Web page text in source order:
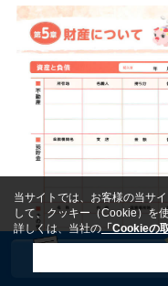
当サイトでは、お客様の当サ
して、クッキー（Cookie）を
詳しくは、当社の「Cookieの